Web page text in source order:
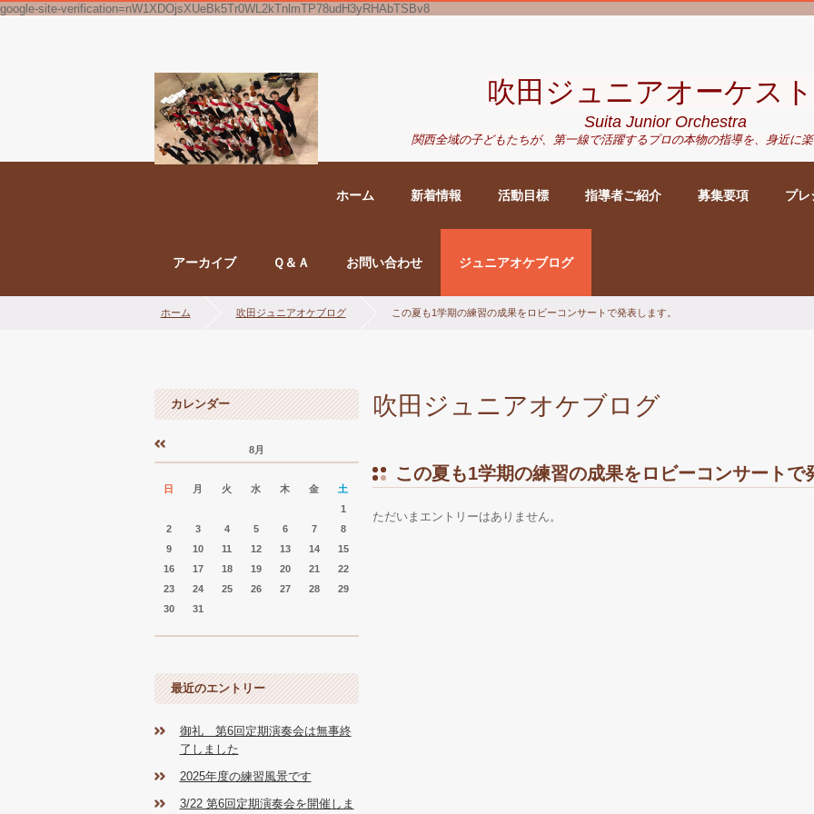
google-site-verification=nW1XDOjsXUeBk5Tr0WL2kTnlmTP78udH3yRHAbTSBv8
吹田ジュニアオーケス
Suita Junior Orchestra
関西全域の子どもたちが、 第一線で活躍するプロの本物の指導を、身近に
ホーム 新着情報 活動目標 指導者ご紹介 募集要項 プレ
アーカイブ Ｑ＆Ａ お問い合わせ ジュニアオケブログ
ホーム 吹田ジュニアオケブログ この夏も1学期の練習の成果をロビーコンサートで発表します。
吹田ジュニアオケブログ
この夏も1学期の練習の成果をロビーコンサートで
ただいまエントリーはありません。
カレンダー
«
8月
»
日 月 火 水 木 金
土
1
2
3 4 5 6 7
8
9
10 11 12 13 14
15
16
17 18 19 20 21
22
23
24 25 26 27 28
29
30
31
最近のエントリー
御礼 第6回定期演奏会は無事終
了しました
2025年度の練習風景です
3/22 第6回定期演奏会を開催しま